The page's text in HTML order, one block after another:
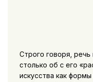
Строго говоря,
столько об с его
искусства как